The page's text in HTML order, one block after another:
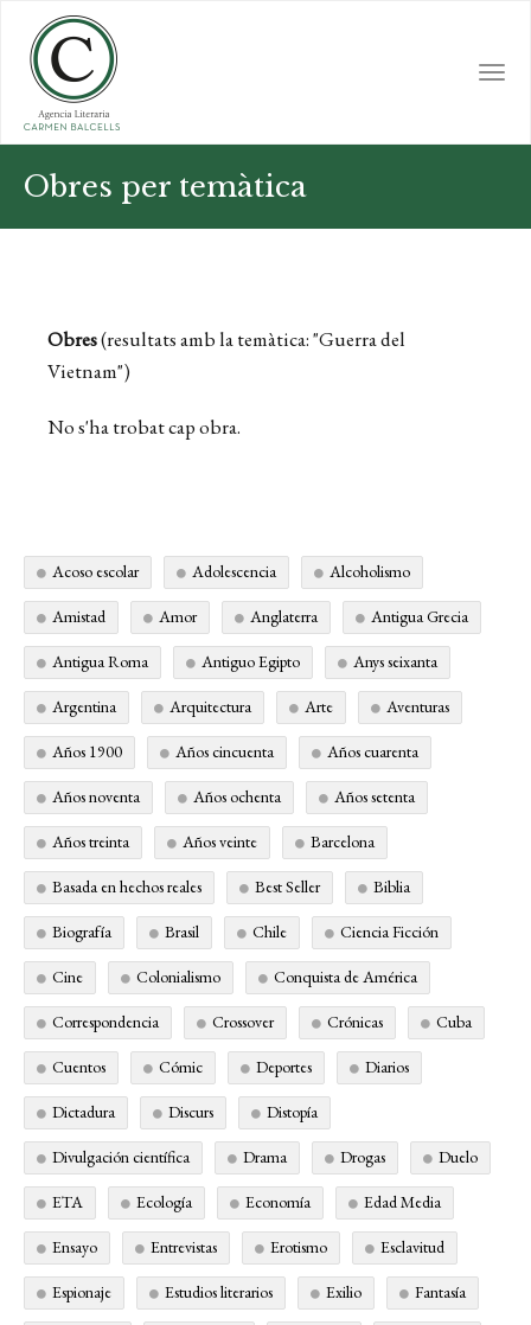
main
content
Obres per temàtica
Obres(resultats amb la temàtica: "Guerra del
Vietnam")
No s'ha trobat cap obra.
Acoso escolar Adolescencia Alcoholismo
Amistad Amor Anglaterra Antigua Grecia
Antigua Roma Antiguo Egipto Anys seixanta
Argentina Arquitectura Arte Aventuras
Años 1900 Años cincuenta Años cuarenta
Años noventa Años ochenta Años setenta
Años treinta Años veinte Barcelona
Basada en hechos reales Best Seller Biblia
Biografía Brasil Chile Ciencia Ficción
Cine Colonialismo Conquista de América
Correspondencia Crossover Crónicas Cuba
Cuentos Cómic Deportes Diarios
Dictadura Discurs Distopía
Divulgación científica Drama Drogas Duelo
ETA Ecología Economía Edad Media
Ensayo Entrevistas Erotismo Esclavitud
Espionaje Estudios literarios Exilio Fantasía